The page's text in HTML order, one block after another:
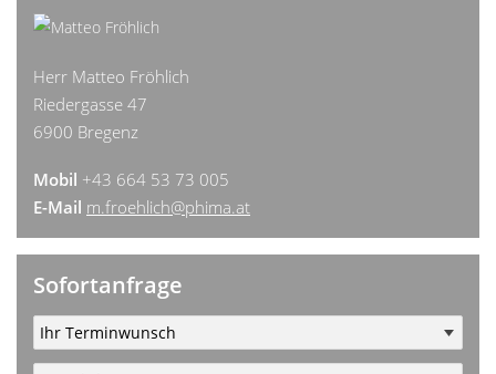
Herr Matteo Fröhlich
Riedergasse 47
6900 Bregenz
Mobil +43 664 53 73 005
E-Mail m.froehlich@phima.at
Sofortanfrage